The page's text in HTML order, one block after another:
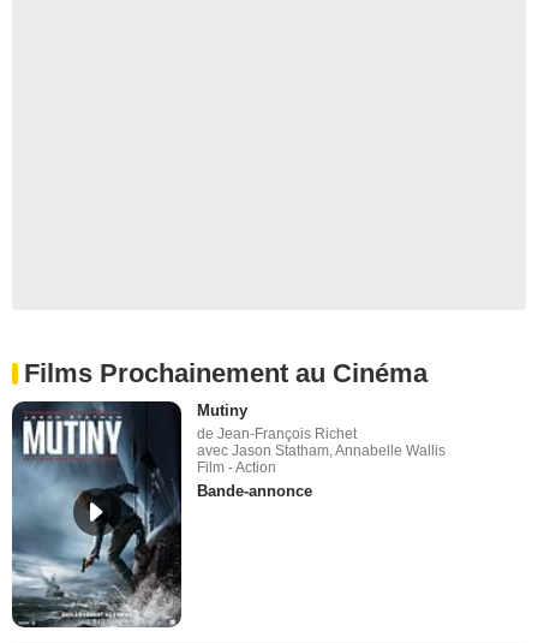
Films Prochainement au Cinéma
Mutiny
de Jean-François Richet
avec Jason Statham, Annabelle Wallis
Film - Action
Bande-annonce